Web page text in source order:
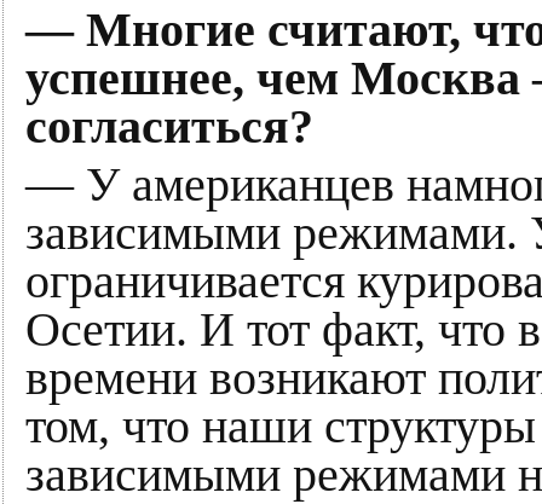
— Многие считают,
успешнее, чем
согласиться?
— У американцев
зависимыми режимами.
ограничивается
Осетии. И тот факт, что
времени возникают
том, что наши
зависимыми режимами